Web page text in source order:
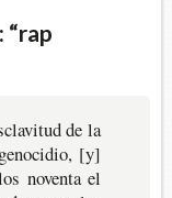
“rap
de la
[y]
noven­ta el